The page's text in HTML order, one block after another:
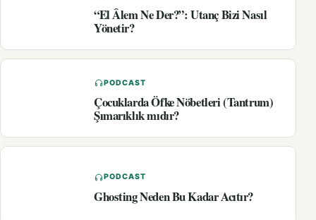
“El Âlem Ne Der?”: Utanç Bizi Nasıl
Yönetir?
PODCAST
Çocuklarda Öfke Nöbetleri (Tantrum)
Şımarıklık mıdır?
PODCAST
Ghosting Neden Bu Kadar Acıtır?